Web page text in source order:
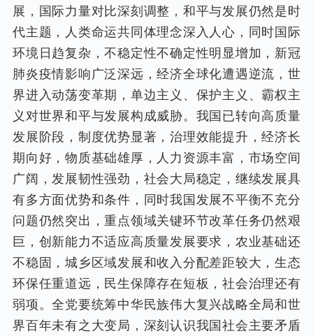
展，国际力量对比深刻调整，和平与发展仍然是时
代主题，人类命运共同体理念深入人心，同时国际
环境日趋复杂，不稳定性不确定性明显增加，新冠
肺炎疫情影响广泛深远，经济全球化遭遇逆流，世
界进入动荡变革期，单边主义、保护主义、霸权主
义对世界和平与发展构成威胁。我国已转向高质量
发展阶段，制度优势显著，治理效能提升，经济长
期向好，物质基础雄厚，人力资源丰富，市场空间
广阔，发展韧性强劲，社会大局稳定，继续发展具
有多方面优势和条件，同时我国发展不平衡不充分
问题仍然突出，重点领域关键环节改革任务仍然艰
巨，创新能力不适应高质量发展要求，农业基础还
不稳固，城乡区域发展和收入分配差距较大，生态
环保任重道远，民生保障存在短板，社会治理还有
弱项。全党要统筹中华民族伟大复兴战略全局和世
界百年未有之大变局，深刻认识我国社会主要矛盾